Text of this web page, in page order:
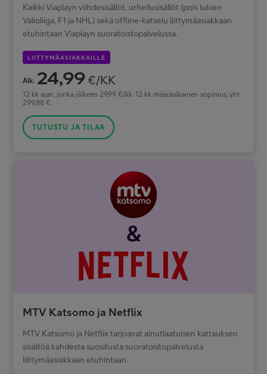
Kaikki Viaplayn viihdesisällöt, urheilusisällöt (pois lukien
Valioliiga, F1 ja NHL) sekä offline-katselu liittymäasiakkaan
etuhintaan Viaplayn suoratoistopalvelussa.
LIITTYMÄASIAKKAILLE
Alk. 24,99 €/KK
12 kk ajan, jonka jälkeen 29,99 €/kk. 12 kk määräaikainen sopimus, yht
299,88 €.
TUTUSTU JA TILAA
MTV Katsomo ja Netflix
MTV Katsomo ja Netflix tarjoavat ainutlaatuisen kattauksen
sisältöä kahdesta suositusta suoratoistopalvelusta
liittymäasiakkaan etuhintaan.